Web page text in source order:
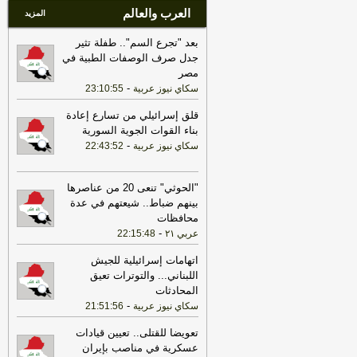
العرب والعالم المزيد
بعد "تجرع السم".. طفلة تثير
جدل صرف الوصفات الطبية في
مصر
سكاي نيوز عربية -
23:10:55
قلق إسرائيلي من تسارع إعادة
بناء القوات الجوية السورية
سكاي نيوز عربية -
22:43:52
"الحوثي" تنعى 20 من عناصرها
بينهم ضباط.. شيعتهم في عدة
محافظات
عربي ٢١ -
22:15:48
اتهامات إسرائيلية للجيش
اللبناني... والتوترات تعيق
المحادثات
سكاي نيوز عربية -
21:51:56
تعويضا للقتلى.. تعيين قيادات
عسكرية في مناصب بإيران